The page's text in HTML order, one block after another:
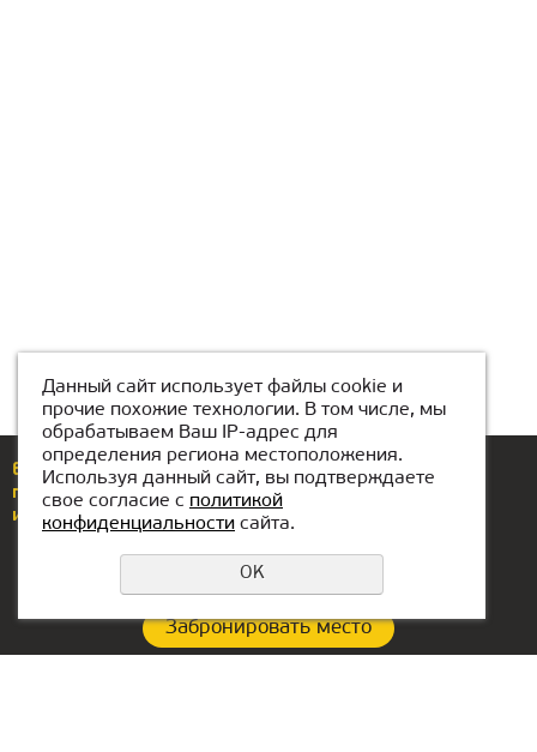
Еcли у вас возникли вопросы или предложения,
позвоните по номеру 8 (776) 704-88-88
или напишите намastana@kiber-one.com
Забронировать место
Данный сайт использует файлы cookie и
прочие похожие технологии. В том числе, мы
обрабатываем Ваш IP-адрес для
определения региона местоположения.
Используя данный сайт, вы подтверждаете
свое согласие с политикой
конфиденциальности сайта.
OK